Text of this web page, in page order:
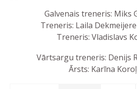
Galvenais treneris: Miks
Treneris: Laila
Treneris: Vladislavs
Vārtsargu treneris: Denijs
Ārsts: Karīna